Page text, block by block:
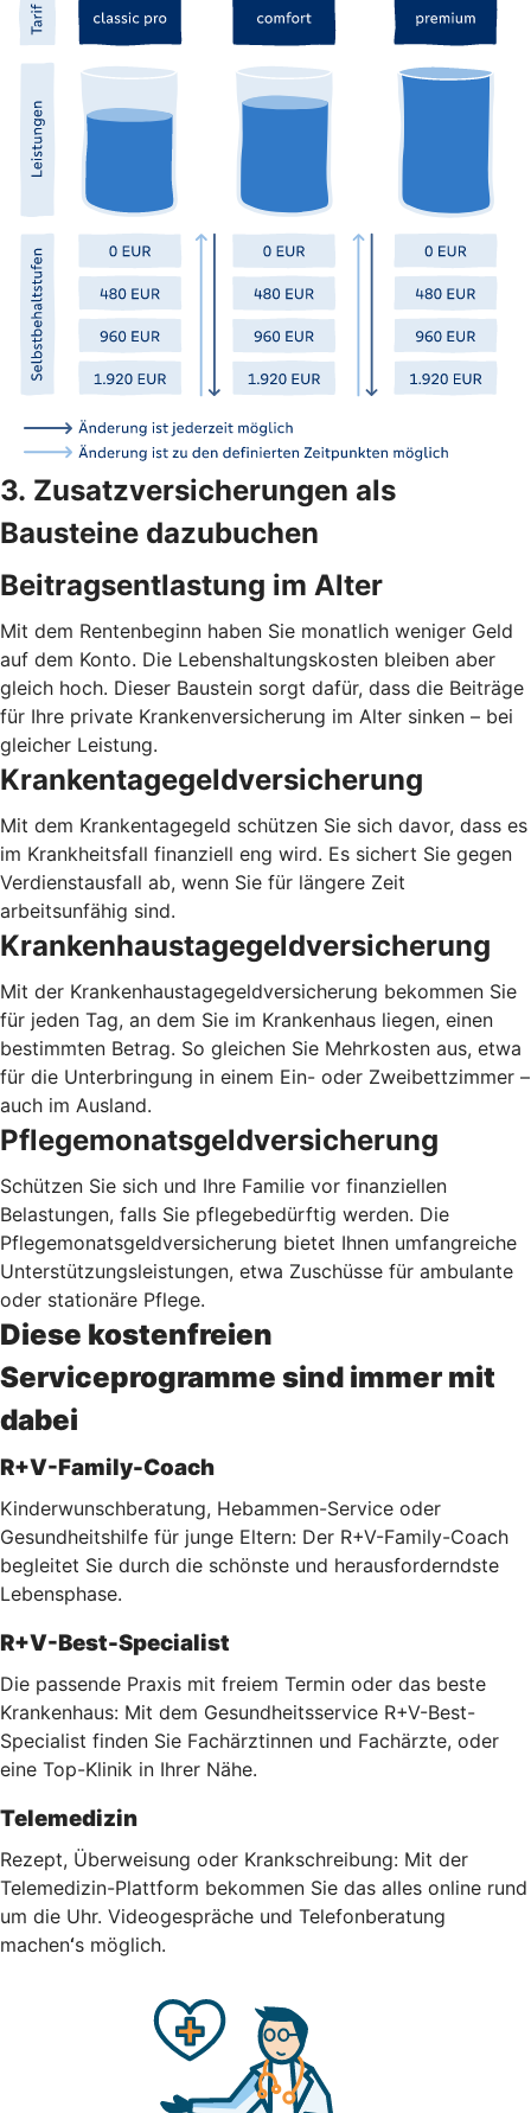
3. Zusatzversicherungen als
Bausteine dazubuchen
Beitragsentlastung im Alter
Mit dem Rentenbeginn haben Sie monatlich weniger Geld
auf dem Konto. Die Lebenshaltungskosten bleiben aber
gleich hoch. Dieser Baustein sorgt dafür, dass die Beiträge
für Ihre private Krankenversicherung im Alter sinken – bei
gleicher Leistung.
Krankentagegeldversicherung
Mit dem Krankentagegeld schützen Sie sich davor, dass es
im Krankheitsfall finanziell eng wird. Es sichert Sie gegen
Verdienstausfall ab, wenn Sie für längere Zeit
arbeitsunfähig sind.
Krankenhaustagegeldversicherung
Mit der Krankenhaustagegeldversicherung bekommen Sie
für jeden Tag, an dem Sie im Krankenhaus liegen, einen
bestimmten Betrag. So gleichen Sie Mehrkosten aus, etwa
für die Unterbringung in einem Ein- oder Zweibettzimmer –
auch im Ausland.
Pflegemonatsgeldversicherung
Schützen Sie sich und Ihre Familie vor finanziellen
Belastungen, falls Sie pflegebedürftig werden. Die
Pflegemonatsgeldversicherung bietet Ihnen umfangreiche
Unterstützungsleistungen, etwa Zuschüsse für ambulante
oder stationäre Pflege.
Diese kostenfreien
Serviceprogramme sind immer mit
dabei
R+V-Family-Coach
Kinderwunschberatung, Hebammen-Service oder
Gesundheitshilfe für junge Eltern: Der R+V-Family-Coach
begleitet Sie durch die schönste und herausforderndste
Lebensphase.
R+V-Best-Specialist
Die passende Praxis mit freiem Termin oder das beste
Krankenhaus: Mit dem Gesundheitsservice R+V-Best-
Specialist finden Sie Fachärztinnen und Fachärzte, oder
eine Top-Klinik in Ihrer Nähe.
Telemedizin
Rezept, Überweisung oder Krankschreibung: Mit der
Telemedizin-Plattform bekommen Sie das alles online rund
um die Uhr. Videogespräche und Telefonberatung
machen‘s möglich.